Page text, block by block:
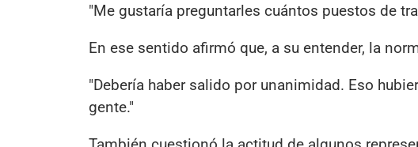
"Me gustaría preguntarles cuántos puestos de
En ese sentido afirmó que, a su entender, la
"Debería haber salido por unanimidad. Eso
gente."